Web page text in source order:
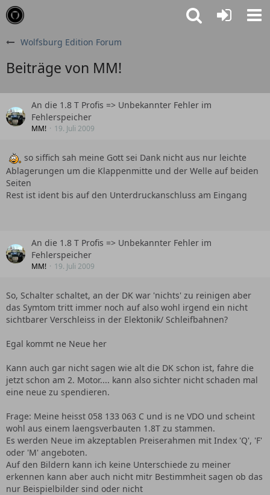
Wolfsburg Edition Forum
Beiträge von MM!
An die 1.8 T Profis => Unbekannter Fehler im
Fehlerspeicher
MM! 19. Juli 2009
so siffich sah meine Gott sei Dank nicht aus nur leichte
Ablagerungen um die Klappenmitte und der Welle auf beiden
Seiten
Rest ist ident bis auf den Unterdruckanschluss am Eingang
An die 1.8 T Profis => Unbekannter Fehler im
Fehlerspeicher
MM! 19. Juli 2009
So, Schalter schaltet, an der DK war 'nichts' zu reinigen aber
das Symtom tritt immer noch auf also wohl irgend ein nicht
sichtbarer Verschleiss in der Elektonik/ Schleifbahnen?
Egal kommt ne Neue her
Kann auch gar nicht sagen wie alt die DK schon ist, fahre die
jetzt schon am 2. Motor.... kann also sichter nicht schaden mal
eine neue zu spendieren.
Frage: Meine heisst 058 133 063 C und is ne VDO und scheint
wohl aus einem laengsverbauten 1.8T zu stammen.
Es werden Neue im akzeptablen Preiserahmen mit Index 'Q', 'F'
oder 'M' angeboten.
Auf den Bildern kann ich keine Unterschiede zu meiner
erkennen kann aber auch nicht mitr Bestimmheit sagen ob das
nur Beispielbilder sind oder nicht